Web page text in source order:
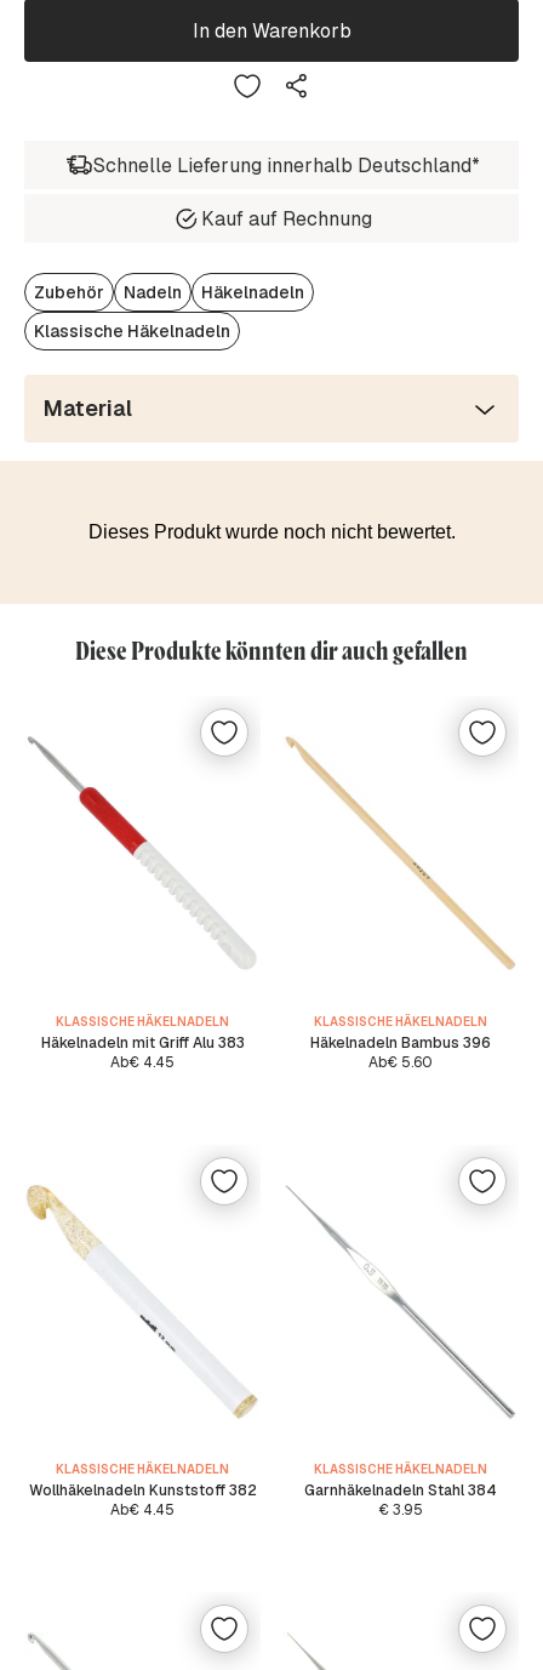
In den Warenkorb
Schnelle Lieferung innerhalb Deutschland*
Kauf auf Rechnung
Zubehör Nadeln
Häkelnadeln
Klassische Häkelnadeln
Material
Diese Produkte könnten dir auch gefallen
KLASSISCHE HÄKELNADELN
Häkelnadeln mit Griff Alu 383
Ab€ 4.45
KLASSISCHE HÄKELNADELN
Häkelnadeln Bambus 396
Ab€ 5.60
KLASSISCHE HÄKELNADELN
Wollhäkelnadeln Kunststoff 382
Ab€ 4.45
KLASSISCHE HÄKELNADELN
Garnhäkelnadeln Stahl 384
€3.95